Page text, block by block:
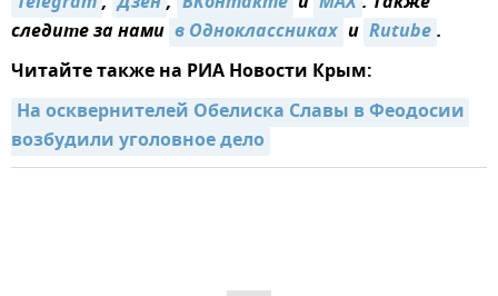
следите за нами в Одноклассниках и Rutube.
Читайте также на РИА Новости Крым:
На осквернителей Обелиска Славы в Феодосии
возбудили уголовное дело